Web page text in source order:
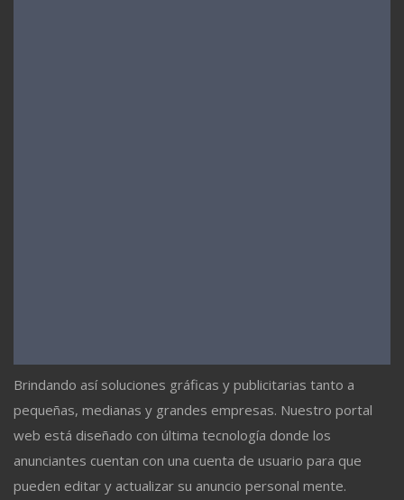
Brindando así soluciones gráficas y publicitarias tanto a
pequeñas, medianas y grandes empresas. Nuestro portal
web está diseñado con última tecnología donde los
anunciantes cuentan con una cuenta de usuario para que
pueden editar y actualizar su anuncio personal mente.